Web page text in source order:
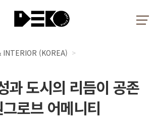
(KOREA)
과 도시의 리듬이 공존
로브 어메니티